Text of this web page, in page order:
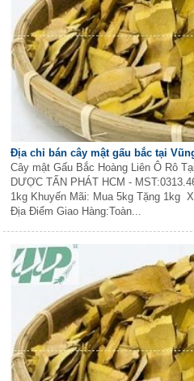
Địa chỉ bán cây mật gấu bắc tại
Cây mật Gấu Bắc Hoàng Liên Ô Rô
DƯỢC TẤN PHÁT HCM -
1kg Khuyến Mãi: Mua 5kg Tặng 1kg
Địa Điểm Giao Hàng:Toàn...